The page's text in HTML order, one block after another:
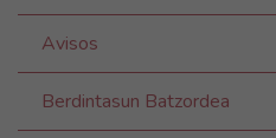
Avisos
Berdintasun Batzordea